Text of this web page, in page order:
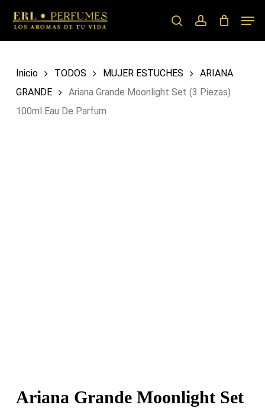
main
searchaccount
Inicio TODOS MUJER ESTUCHES
ARIANA
GRANDE
Ariana Grande Moonlight Set (3 Piezas)
100ml Eau De Parfum
Ariana Grande Moonlight Set